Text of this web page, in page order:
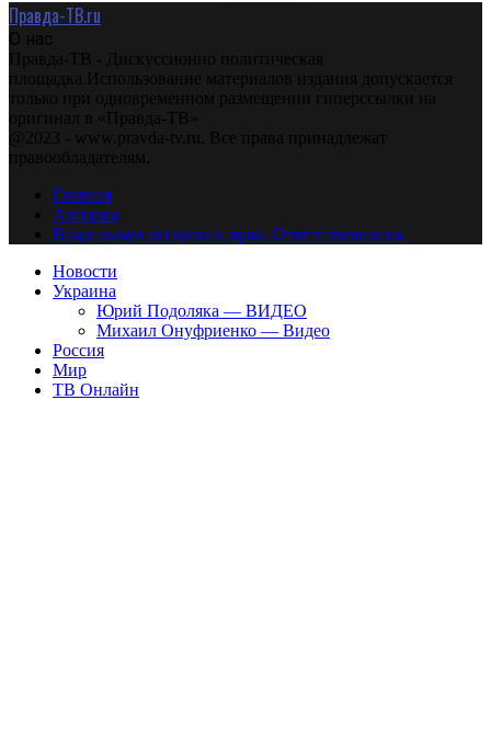
Правда-ТВ.ru
О нас
Правда-ТВ - Дискуссионно политическая
площадка.Использование материалов издания допускается
только при одновременном размещении гиперссылки на
оригинал в «Правда-ТВ»
@2023 - www.pravda-tv.ru. Все права принадлежат
правообладателям.
Главная
Авторам
Владельцам авторских прав. Ответственности.
Новости
Украина
Юрий Подоляка — ВИДЕО
Михаил Онуфриенко — Видео
Россия
Мир
ТВ Онлайн